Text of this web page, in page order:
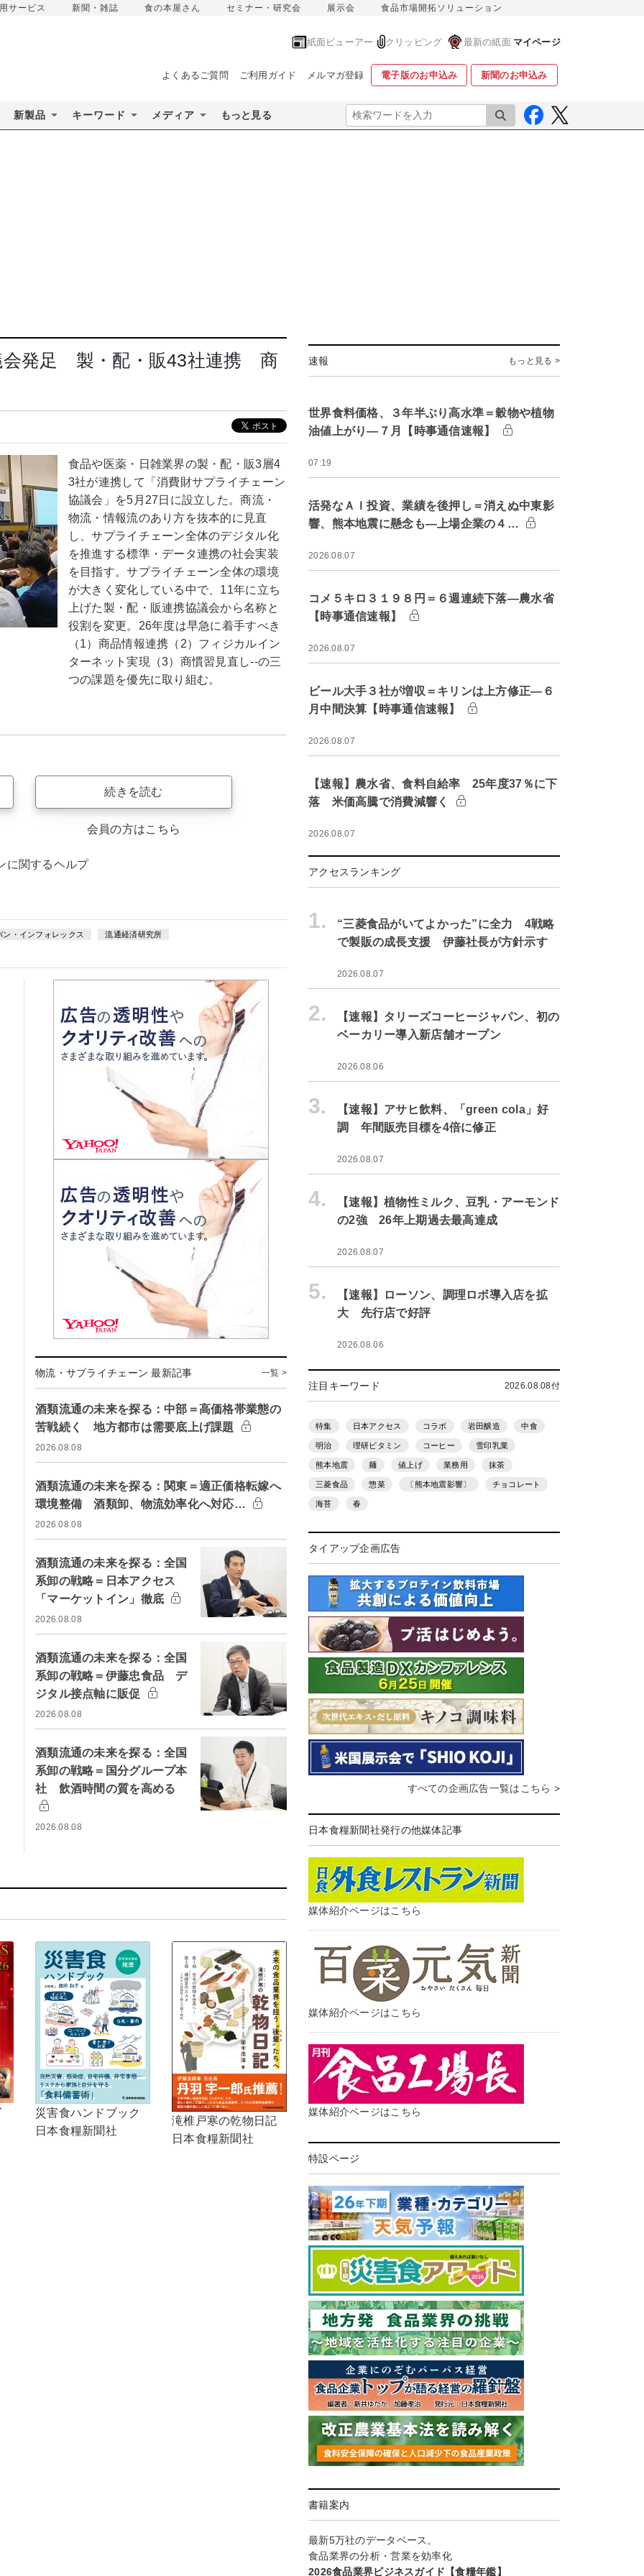
サービス 新聞・雑誌 食の本屋さん セミナー・研究会 展示会 食品市場開拓ソリューション
紙面ビューアー クリッピング 最新の紙面 マイページ
よくあるご質問 ご利用ガイド メルマガ登録 電子版のお申込み 新聞のお申込み
新製品 キーワード メディア もっと見る 検索
会発足 製・配・販43社連携 商
食品や医薬・日雑業界の製・配・販3層4
3社が連携して「消費財サプライチェーン
協議会」を5月27日に設立した。商流・
物流・情報流のあり方を抜本的に見直
し、サプライチェーン全体のデジタル化
を推進する標準・データ連携の社会実装
を目指す。サプライチェーン全体の環境
が大きく変化している中で、11年に立ち
上げた製・配・販連携協議会から名称と
役割を変更。26年度は早急に着手すべき
（1）商品情報連携（2）フィジカルイン
ターネット実現（3）商慣習見直し--の三
つの課題を優先に取り組む。
続きを読む
会員の方はこちら
に関するヘルプ
ン・インフォレックス 流通経済研究所
物流・サプライチェーン 最新記事 一覧 >
酒類流通の未来を探る：中部＝高価格帯業態の
苦戦続く 地方都市は需要底上げ課題
2026.08.08
酒類流通の未来を探る：関東＝適正価格転嫁へ
環境整備 酒類卸、物流効率化へ対応…
2026.08.08
酒類流通の未来を探る：全国
系卸の戦略＝日本アクセス
「マーケットイン」徹底
2026.08.08
酒類流通の未来を探る：全国
系卸の戦略＝伊藤忠食品 デ
ジタル接点軸に販促
2026.08.08
酒類流通の未来を探る：全国
系卸の戦略＝国分グループ本
社 飲酒時間の質を高める
2026.08.08
災害食ハンドブック
日本食糧新聞社
滝椎戸寒の乾物日記
日本食糧新聞社
速報 もっと見る >
世界食料価格、３年半ぶり高水準＝穀物や植物
油値上がり―７月【時事通信速報】
07:19
活発なＡＩ投資、業績を後押し＝消えぬ中東影
響、熊本地震に懸念も―上場企業の４…
2026.08.07
コメ５キロ３１９８円＝６週連続下落―農水省
【時事通信速報】
2026.08.07
ビール大手３社が増収＝キリンは上方修正―６
月中間決算【時事通信速報】
2026.08.07
【速報】農水省、食料自給率 25年度37％に下
落 米価高騰で消費減響く
2026.08.07
アクセスランキング
1.
“三菱食品がいてよかった”に全力 4戦略
で製販の成長支援 伊藤社長が方針示す
2026.08.07
2.
【速報】タリーズコーヒージャパン、初の
ベーカリー導入新店舗オープン
2026.08.06
3.
【速報】アサヒ飲料、「green cola」好
調 年間販売目標を4倍に修正
2026.08.07
4.
【速報】植物性ミルク、豆乳・アーモンド
の2強 26年上期過去最高達成
2026.08.07
5.
【速報】ローソン、調理ロボ導入店を拡
大 先行店で好評
2026.08.06
注目キーワード 2026.08.08付
特集 日本アクセス コラボ 岩田醸造 中食
明治 理研ビタミン コーヒー 雪印乳業
熊本地震 麺 値上げ 業務用 抹茶
三菱食品 惣菜 〔熊本地震影響〕 チョコレート
海苔 春
タイアップ企画広告
すべての企画広告一覧はこちら >
日本食糧新聞社発行の他媒体記事
媒体紹介ページはこちら
媒体紹介ページはこちら
媒体紹介ページはこちら
特設ページ
書籍案内
最新5万社のデータベース。
食品業界の分析・営業を効率化
2026食品業界ビジネスガイド【食糧年鑑】